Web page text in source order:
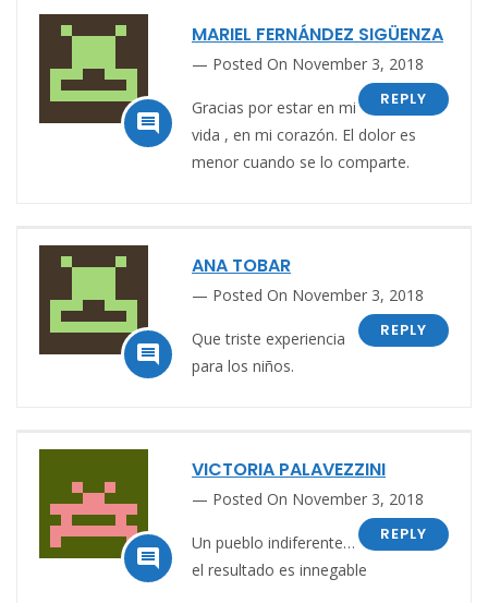

MARIEL FERNÁNDEZ SIGÜENZA
Posted On November 3, 2018
REPLY
Gracias por estar en mi
vida , en mi corazón. El dolor es
menor cuando se lo comparte.

ANA TOBAR
Posted On November 3, 2018
REPLY
Que triste experiencia
para los niños.

VICTORIA PALAVEZZINI
Posted On November 3, 2018
REPLY
Un pueblo indiferente…
el resultado es innegable